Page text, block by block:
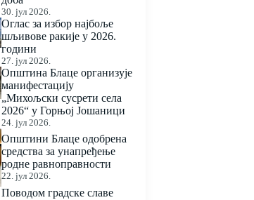
30. јул 2026.
Оглас за избор најбоље
шљивове ракије у 2026.
години
27. јул 2026.
Општина Блаце организује
манифестацију
„Михољски сусрети села
2026“ у Горњој Јошаници
24. јул 2026.
Општини Блаце одобрена
средства за унапређење
родне равноправности
22. јул 2026.
Поводом градске славе